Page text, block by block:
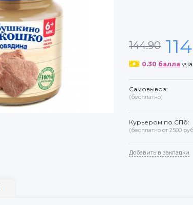
144.90
0.30 балла
Самовывоз:
(бесплатно)
Курьером по СПб:
(бесплатно от 2500
Добавить в закладки